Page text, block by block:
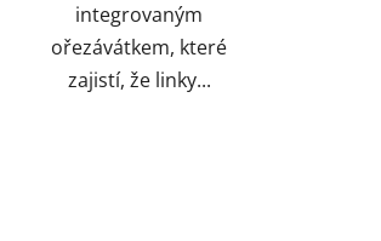
integrovaným
ořezávátkem, které
zajistí, že linky...